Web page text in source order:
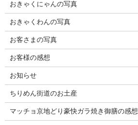
おきゃくにゃんの写真
おきゃくわんの写真
お客さまの写真
お客様の感想
お知らせ
ちりめん街道のお土産
マッチョ京地どり豪快ガラ焼き御膳の感想